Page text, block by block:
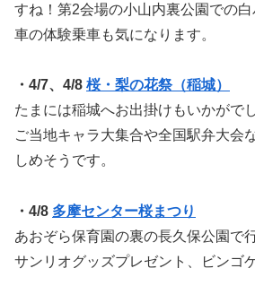
すね！第2会場の小山内裏公園での
車の体験乗車も気になります。
・4/7、4/8 桜・梨の花祭（稲城）
たまには稲城へお出掛けもいかがで
ご当地キャラ大集合や全国駅弁大会
しめそうです。
・4/8 多摩センター桜まつり
あおぞら保育園の裏の長久保公園で
サンリオグッズプレゼント、ビンゴ